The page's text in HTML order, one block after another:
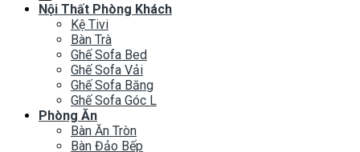
Nội Thất Phòng Khách
Kệ Tivi
Bàn Trà
Ghế Sofa Bed
Ghế Sofa Vải
Ghế Sofa Băng
Ghế Sofa Góc L
Phòng Ăn
Bàn Ăn Tròn
Bàn Đảo Bếp